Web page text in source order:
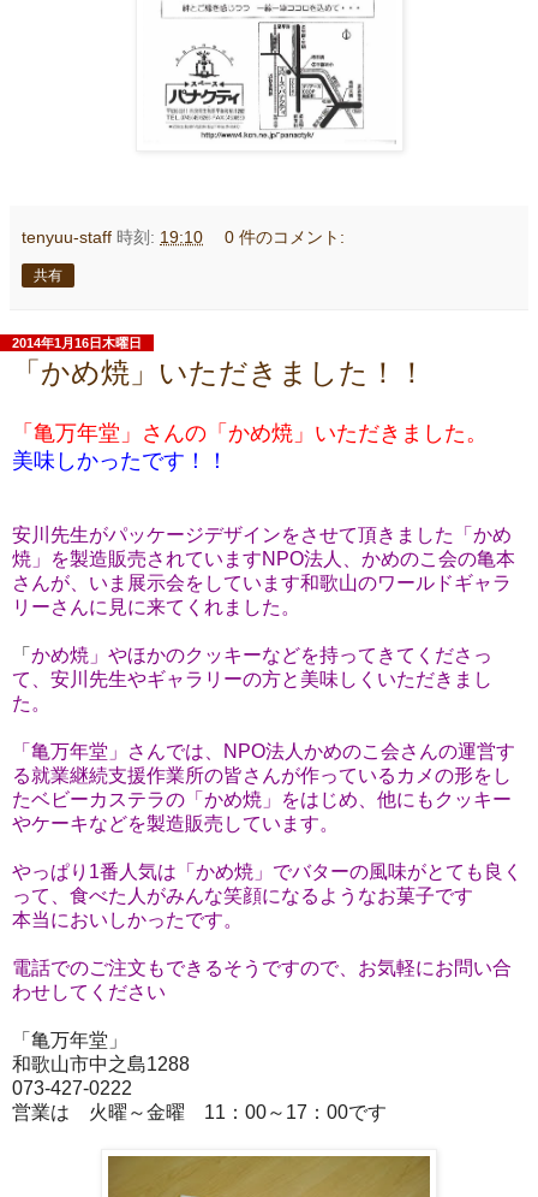
tenyuu-staff 時刻: 19:10 0 件のコメント:
共有
2014年1月16日木曜日
「かめ焼」いただきました！！
「亀万年堂」さんの「かめ焼」いただきました。
美味しかったです！！
安川先生がパッケージデザインをさせて頂きました「かめ
焼」を製造販売されていますNPO法人、かめのこ会の亀本
さんが、いま展示会をしています和歌山のワールドギャラ
リーさんに見に来てくれました。
「 かめ焼」やほかのクッキーなどを持ってきてくださっ
て、安川先生やギャラリーの方と美味しくいただきまし
た。
「亀万年堂」さんでは、NPO法人かめのこ会さんの運営す
る就業継続支援作業所の皆さんが作っているカメの形をし
たベビーカステラの「かめ焼」をはじめ、他にもクッキー
やケーキなどを製造販売しています。
やっぱり1番人気は「かめ焼」でバターの風味がとても良く
って、食べた人がみんな笑顔になるようなお菓子です
本当においしかったです。
電話でのご注文もできるそうですので、お気軽にお問い合
わせしてください
「亀万年堂」
和歌山市中之島1288
073-427-0222
営業は 火曜～金曜 11：00～17：00です